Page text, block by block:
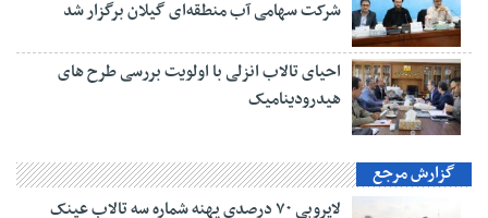
شرکت سهامی آب منطقه‌ای گیلان برگزار شد
احیای تالاب انزلی با اولویت بررسی طرح های
هیدرودینامیک
گزارش مرجع
لایروبی ۷۰ درصدی پهنه شماره سه تالاب عینک